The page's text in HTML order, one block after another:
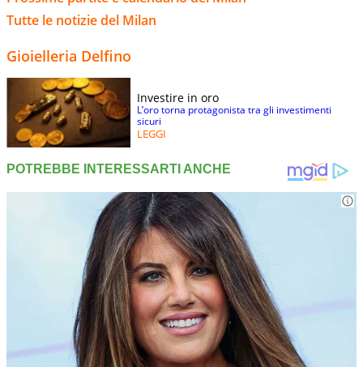
Tutte le notizie del Milan
Gioielleria Delfino
Investire in oro
L’oro torna protagonista tra gli investimenti
sicuri
LEGGI